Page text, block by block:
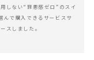
しない“罪悪感ゼロ”のスイ
んで購入できるサービスサ
スしました。